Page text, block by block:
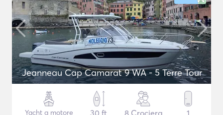
Jeanneau Cap Camarat 9 WA - 5 Terre Tour
Yacht a motore
30 ft
8 Crociera 1